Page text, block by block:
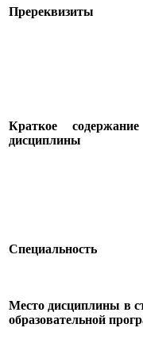
Пререквизиты
Краткое
дисциплины
Специальность
Место дисциплины в
образовательной